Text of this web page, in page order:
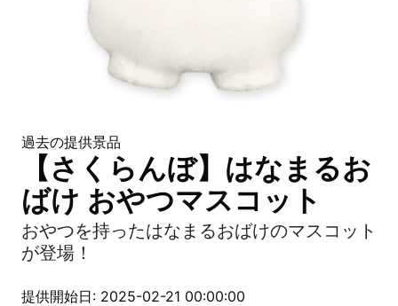
過去の提供景品
【さくらんぼ】はなまるお
ばけ おやつマスコット
おやつを持ったはなまるおばけのマスコット
が登場！
提供開始日: 2025-02-21 00:00:00